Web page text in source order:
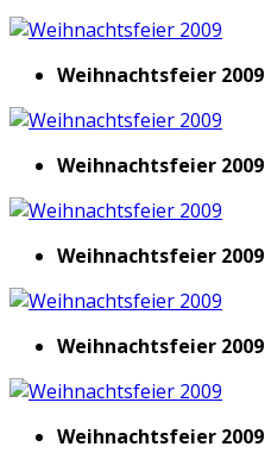
Weihnachtsfeier 2009
Weihnachtsfeier 2009
Weihnachtsfeier 2009
Weihnachtsfeier 2009
Weihnachtsfeier 2009